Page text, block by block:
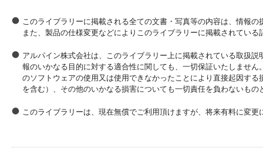
このライブラリーに掲載される全ての文書・写真等の内容は、情報
また、製品の仕様変更などによりこのライブラリーに掲載されてい
アルパイン株式会社は、このライブラリー上に掲載されている取扱
報のいかなる目的に対する適合性に関しても、一切保証いたしませ
のソフトウェアの使用又は使用できなかったことにより直接起因す
を含む）、その他のいかなる損害についても一切責任を負わないもの
このライブラリーは、現在無償でご利用頂けますが、将来有料に変